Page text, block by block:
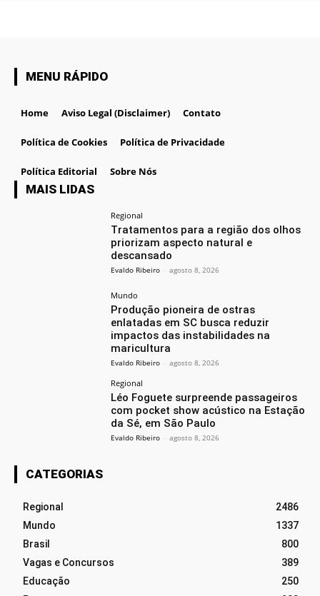
MENU RÁPIDO
Home Aviso Legal (Disclaimer) Contato
Política de Cookies Política de Privacidade
Política Editorial Sobre Nós
MAIS LIDAS
Regional
Tratamentos para a região dos olhos
priorizam aspecto natural e
descansado
Evaldo Ribeiro - agosto 8, 2026
Mundo
Produção pioneira de ostras
enlatadas em SC busca reduzir
impactos das instabilidades na
maricultura
Evaldo Ribeiro - agosto 8, 2026
Regional
Léo Foguete surpreende passageiros
com pocket show acústico na Estação
da Sé, em São Paulo
Evaldo Ribeiro - agosto 8, 2026
CATEGORIAS
Regional
2486
Mundo
1337
Brasil
800
Vagas e Concursos
389
Educação
250